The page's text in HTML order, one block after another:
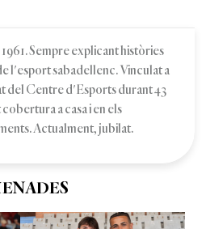
Sempre explicant històries
l'esport sabadellenc. Vinculat a
del Centre d'Esports durant 43
a casa i en els
Actualment, jubilat.